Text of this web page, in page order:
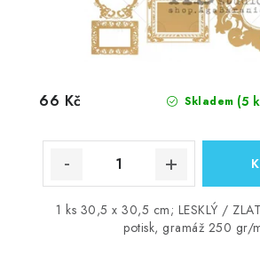
Skladem (5
66 Kč
1 ks 30,5 x 30,5 cm; LESKLÝ /
potisk, gramáž 250 gr/